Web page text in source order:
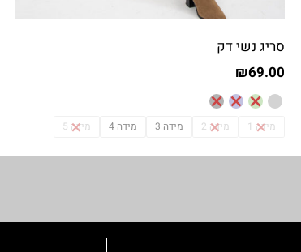
סריג נשי דק
₪69.00
מידה 1 מידה 2 מידה 3 מידה 4 מידה 5